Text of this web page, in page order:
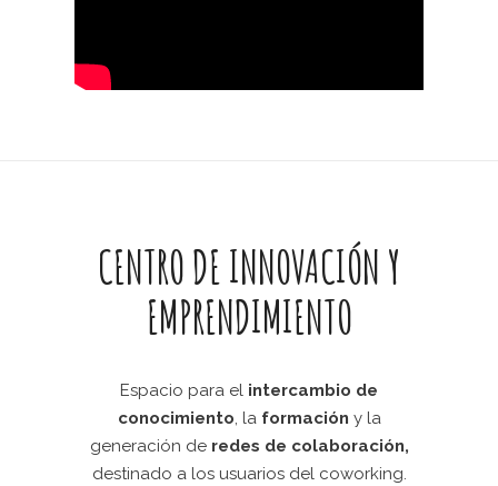
CENTRO DE INNOVACIÓN Y
EMPRENDIMIENTO
Espacio para el intercambio de
conocimiento, la formación y la
generación de redes de colaboración,
destinado a los usuarios del coworking.